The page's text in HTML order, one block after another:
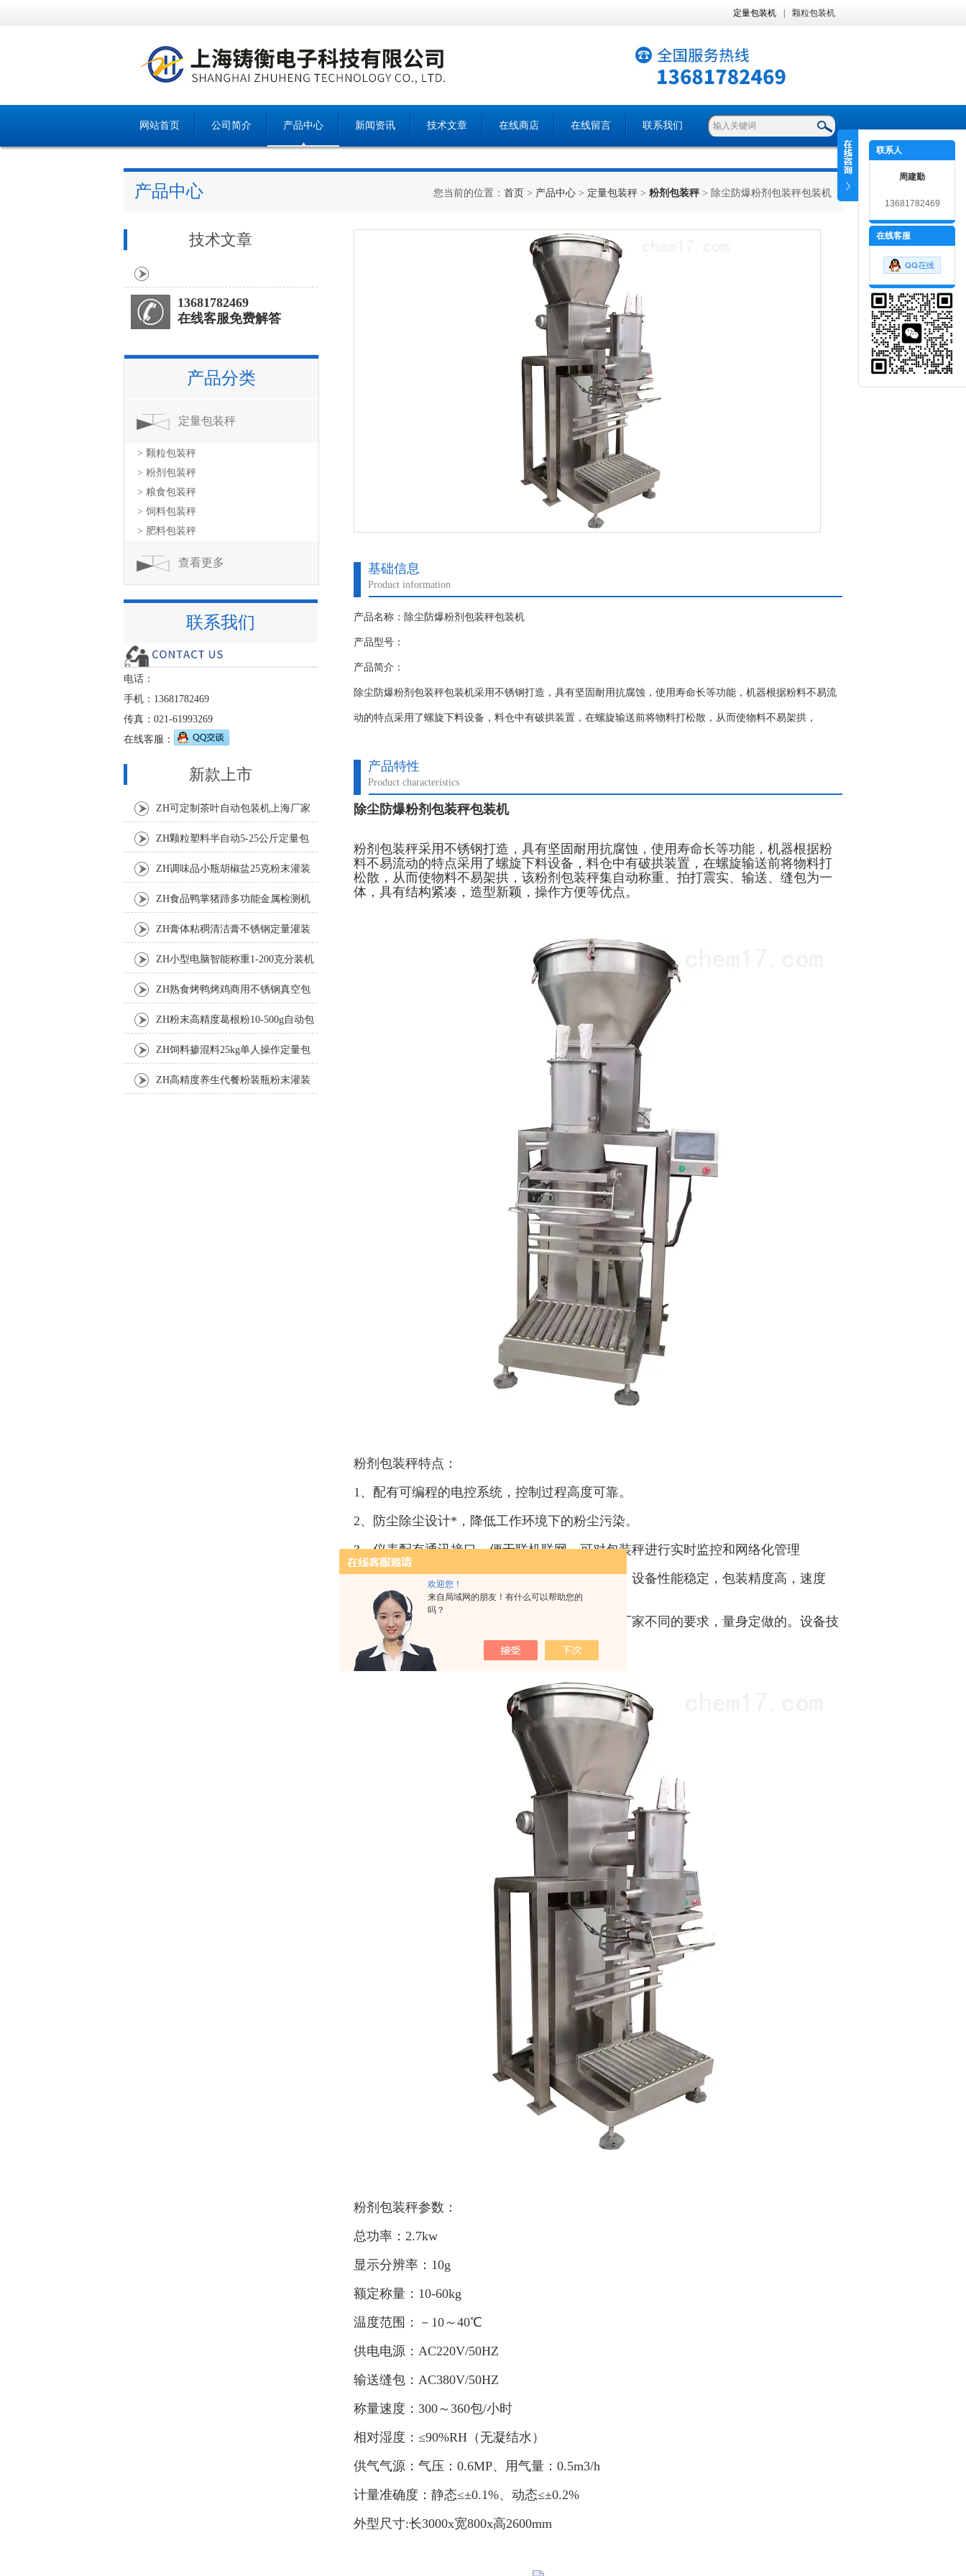
欢迎您！
来自局域网的朋友！有什么可以帮助您的
吗？
定量包装机 颗粒包装机
网站首页 公司简介 产品中心 新闻资讯 技术文章 在线商店 在线留言 联系我们
产品中心 您当前的位置： 首页 > 产品中心 > 定量包装秤 > 粉剂包装秤 > 除尘防爆粉剂包装秤包装机
基础信息
Product information
产品名称：除尘防爆粉剂包装秤包装机
产品型号：
产品简介：
除尘防爆粉剂包装秤包装机采用不锈钢打造，具有坚固耐用抗腐蚀，使用寿命长等功能，机器根据粉料不易流
动的特点采用了螺旋下料设备，料仓中有破拱装置，在螺旋输送前将物料打松散，从而使物料不易架拱，
产品特性
Product characteristics
除尘防爆粉剂包装秤包装机
粉剂包装秤采用不锈钢打造，具有坚固耐用抗腐蚀，使用寿命长等功能，机器根据粉
料不易流动的特点采用了螺旋下料设备，料仓中有破拱装置，在螺旋输送前将物料打
松散，从而使物料不易架拱，该粉剂包装秤集自动称重、拍打震实、输送、缝包为一
体，具有结构紧凑，造型新颖，操作方便等优点。
粉剂包装秤特点：
1、配有可编程的电控系统，控制过程高度可靠。
2、防尘除尘设计*，降低工作环境下的粉尘污染。
3、仪表配有通讯接口，便于联机联网，可对包装秤进行实时监控和网络化管理
4、包装秤采用螺旋下料方式，可进行无级调速，设备性能稳定，包装精度高，速度
快。
5、本款包装秤是针对粉末物料的特点以及使用厂家不同的要求，量身定做的。设备技
术*，经久耐用，易损件少。
粉剂包装秤参数：
总功率：2.7kw
显示分辨率：10g
额定称量：10-60kg
温度范围：－10～40℃
供电电源：AC220V/50HZ
输送缝包：AC380V/50HZ
称量速度：300～360包/小时
相对湿度：≤90%RH（无凝结水）
供气气源：气压：0.6MP、用气量：0.5m3/h
计量准确度：静态≤±0.1%、动态≤±0.2%
外型尺寸:长3000x宽800x高2600mm
技术文章
13681782469
在线客服免费解答
产品分类
定量包装秤
> 颗粒包装秤
> 粉剂包装秤
> 粮食包装秤
> 饲料包装秤
> 肥料包装秤
查看更多
联系我们
电话：
手机：13681782469
传真：021-61993269
在线客服：
新款上市
ZH可定制茶叶自动包装机上海厂家
ZH颗粒塑料半自动5-25公斤定量包
装机 ZH调味品小瓶胡椒盐25克粉末灌装
ZH食品鸭掌猪蹄多功能金属检测机
ZH膏体粘稠清洁膏不锈钢定量灌装
机厂家 ZH小型电脑智能称重1-200克分装机
ZH熟食烤鸭烤鸡商用不锈钢真空包
装机 ZH粉末高精度葛根粉10-500g自动包
装机 ZH饲料掺混料25kg单人操作定量包
装机 ZH高精度养生代餐粉装瓶粉末灌装
联系人
周建勤
13681782469
在线客服